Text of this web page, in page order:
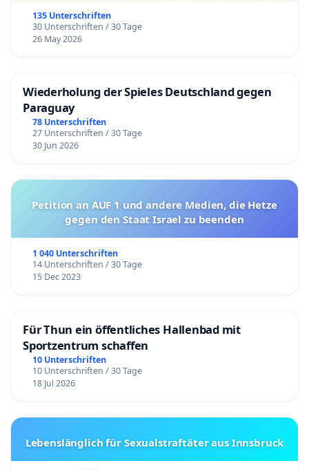
135 Unterschriften
30 Unterschriften / 30 Tage
26 May 2026
Wiederholung der Spieles Deutschland gegen
Paraguay
78 Unterschriften
27 Unterschriften / 30 Tage
30 Jun 2026
Petition an AUF 1 und andere Medien, die Hetze
gegen den Staat Israel zu beenden
1 040 Unterschriften
14 Unterschriften / 30 Tage
15 Dec 2023
Für Thun ein öffentliches Hallenbad mit
Sportzentrum schaffen
10 Unterschriften
10 Unterschriften / 30 Tage
18 Jul 2026
Lebenslänglich für Sexualstraftäter aus Innsbruck